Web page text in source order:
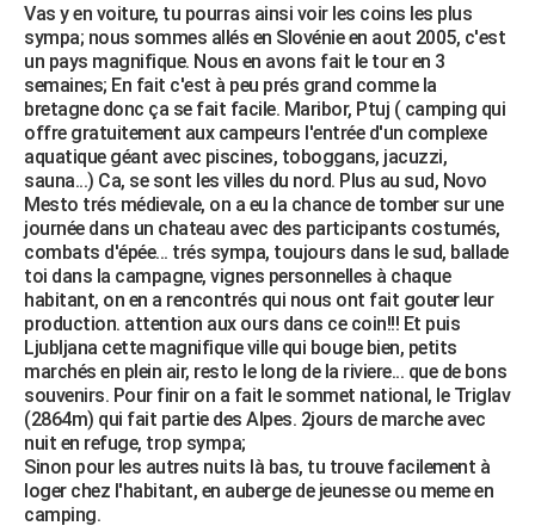
Vas y en voiture, tu pourras ainsi voir les coins les plus
sympa; nous sommes allés en Slovénie en aout 2005, c'est
un pays magnifique. Nous en avons fait le tour en 3
semaines; En fait c'est à peu prés grand comme la
bretagne donc ça se fait facile. Maribor, Ptuj ( camping qui
offre gratuitement aux campeurs l'entrée d'un complexe
aquatique géant avec piscines, toboggans, jacuzzi,
sauna...) Ca, se sont les villes du nord. Plus au sud, Novo
Mesto trés médievale, on a eu la chance de tomber sur une
journée dans un chateau avec des participants costumés,
combats d'épée... trés sympa, toujours dans le sud, ballade
toi dans la campagne, vignes personnelles à chaque
habitant, on en a rencontrés qui nous ont fait gouter leur
production. attention aux ours dans ce coin!!! Et puis
Ljubljana cette magnifique ville qui bouge bien, petits
marchés en plein air, resto le long de la riviere... que de bons
souvenirs. Pour finir on a fait le sommet national, le Triglav
(2864m) qui fait partie des Alpes. 2jours de marche avec
nuit en refuge, trop sympa;
Sinon pour les autres nuits là bas, tu trouve facilement à
loger chez l'habitant, en auberge de jeunesse ou meme en
camping.